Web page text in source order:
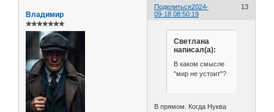
Поделиться 13
2024-
09-18 08:50:19
Владимир
✯✯✯✯✯✯✯
Светлана
написал(а):
В каком смысле
"мир не устоит"?
В прямом. Когда Нуква